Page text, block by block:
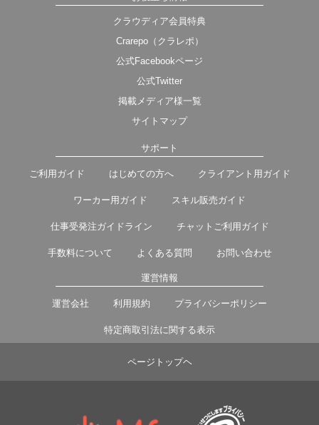
クラウディア会員特典
Crarepo（クラレポ）
公式Facebookページ
公式Twitter
掲載メディア様一覧
サイトマップ
サポート
ご利用ガイド はじめての方へ クライアント用ガイド
ワーカー用ガイド スキル販売ガイド
仕事受発注ガイドライン チャットご利用ガイド
手数料について よくある質問 お問い合わせ
運営情報
運営会社 利用規約 プライバシーポリシー
特定商取引法に関する表示
ページトップヘ